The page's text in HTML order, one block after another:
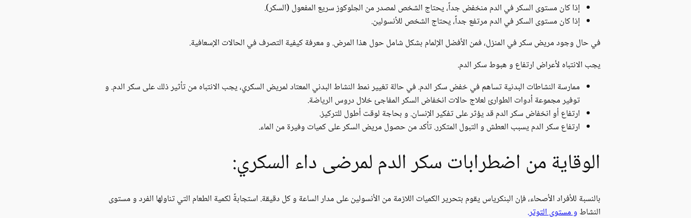
إذا كان مستوى السكر في الدم منخفض جداً، يحتاج الشخص لمصدر من الجلوكوز سريع المفعول (السكر).
إذا كان مستوى السكر في الدم مرتفع جداً، يحتاج الشخص للأنسولين.
في حال وجود مريض سكر في المنزل، فمن الأفضل الإلمام بشكل شامل حول هذا المرض. و معرفة كيفية التصرف في الحالات الإسعافية.
يجب الانتباه لأعراض ارتفاع و هبوط سكر الدم.
ممارسة النشاطات البدنية تساهم في خفض سكر الدم. في حالة تغيير نمط النشاط البدني المعتاد لمريض السكري، يجب الانتباه من تأثير ذلك على سكر الدم. و
توفير مجموعة أدوات الطوارئ لعلاج حالات انخفاض السكر المفاجئ خلال دروس الرياضة.
ارتفاع أو انخفاض سكر الدم قد يؤثر على تفكير الإنسان. و بحاجة لوقت أطول للتركيز.
ارتفاع سكر الدم يسبب العطش و التبول المتكرر. تأكد من حصول مريض السكر على كميات وفيرة من الماء.
الوقاية من اضطرابات سكر الدم لمرضى داء السكري:
بالنسبة للأفراد الأصحاء، فإن البنكرياس يقوم بتحرير الكميات اللازمة من الأنسولين على مدار الساعة و كل دقيقة. استجابةً لكمية الطعام التي تناولها الفرد و مستوى
النشاطو مستوى التوتر.